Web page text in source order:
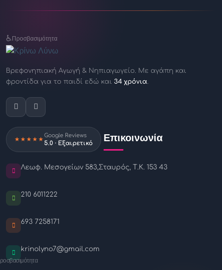
♿Προσβασιμότητα
Βρεφονηπιακή Αγωγή & Νηπιαγωγείο.
Με αγάπη και
φροντίδα για το παιδί εδώ και 34 χρόνια
★★★★★Google Reviews
5.0 · Εξαιρετικό Επικοινωνία
Λεωφ. Μεσογείων 583,Σταυρός, Τ.Κ. 153 43
210 6011222
693 7258171
krinolyno7@gmail.com